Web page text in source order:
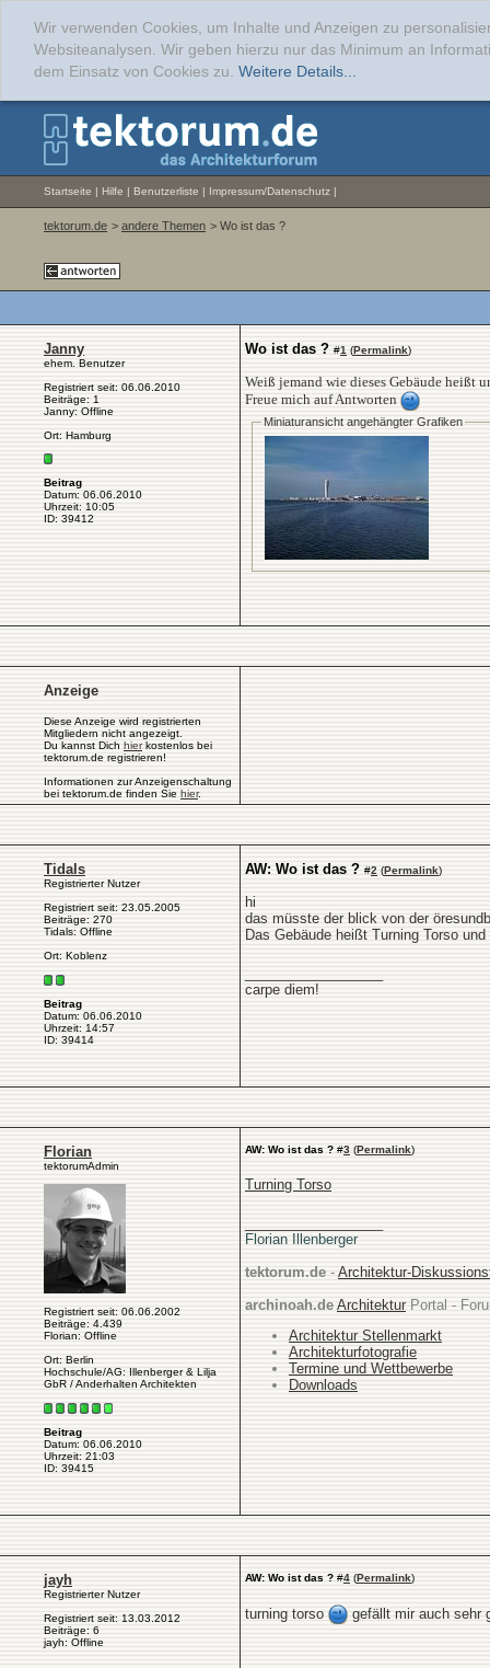
Wir verwenden Cookies, um Inhalte und Anzeigen zu
Websiteanalysen. Wir geben hierzu nur das Minimum an
dem Einsatz von Cookies zu. Weitere Details...
Startseite | Hilfe | Benutzerliste | Impressum/Datenschutz |
tektorum.de > andere Themen > Wo ist das ?
Janny
ehem. Benutzer
Registriert seit: 06.06.2010
Beiträge: 1
Janny: Offline
Ort: Hamburg
Beitrag
Datum: 06.06.2010
Uhrzeit: 10:05
ID: 39412
Wo ist das ? #1 (Permalink)
Weiß jemand wie dieses Gebäude heißt
Freue mich auf Antworten
Miniaturansicht angehängter Grafiken
Anzeige
Diese Anzeige wird registrierten
Mitgliedern nicht angezeigt.
Du kannst Dich hierkostenlos bei
tektorum.de registrieren!
Informationen zur Anzeigenschaltung
bei tektorum.de finden Sie hier.
Tidals
Registrierter Nutzer
Registriert seit: 23.05.2005
Beiträge: 270
Tidals: Offline
Ort: Koblenz
Beitrag
Datum: 06.06.2010
Uhrzeit: 14:57
ID: 39414
AW: Wo ist das ? #2 (Permalink)
hi
das müsste der blick von der
Das Gebäude heißt Turning Torso
carpe diem!
Florian
tektorumAdmin
Registriert seit: 06.06.2002
Beiträge: 4.439
Florian: Offline
Ort: Berlin
Hochschule/AG: Illenberger & Lilja
GbR / Anderhalten Architekten
Beitrag
Datum: 06.06.2010
Uhrzeit: 21:03
ID: 39415
AW: Wo ist das ? #3 (Permalink)
Turning Torso
Florian Illenberger
tektorum.de - Architektur-
archinoah.de ArchitekturPortal -
Architektur Stellenmarkt
Architekturfotografie
Termine und Wettbewerbe
Downloads
jayh
Registrierter Nutzer
Registriert seit: 13.03.2012
Beiträge: 6
jayh: Offline
AW: Wo ist das ? #4 (Permalink)
turning torso gefällt mir auch sehr